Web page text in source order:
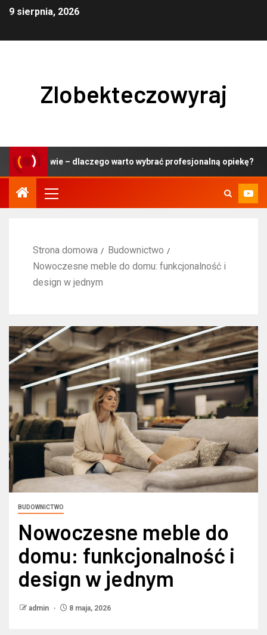
9 sierpnia, 2026
Zlobekteczowyraj
– dlaczego warto wybrać profesjonalną opiekę?
Strona domowa
Budownictwo
Nowoczesne meble do domu: funkcjonalność i
design w jednym
BUDOWNICTWO
Nowoczesne meble do
domu: funkcjonalność i
design w jednym
admin 8 maja, 2026